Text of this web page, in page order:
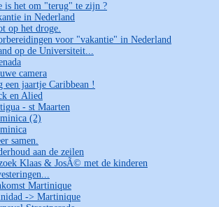
is het om "terug" te zijn ?
in Nederland
op het droge.
voor "vakantie" in Nederland
op de Universiteit...
camera
een jaartje Caribbean !
en Alied
- st Maarten
(2)
samen.
aan de zeilen
Klaas & JosÃ© met de kinderen
Martinique
-> Martinique